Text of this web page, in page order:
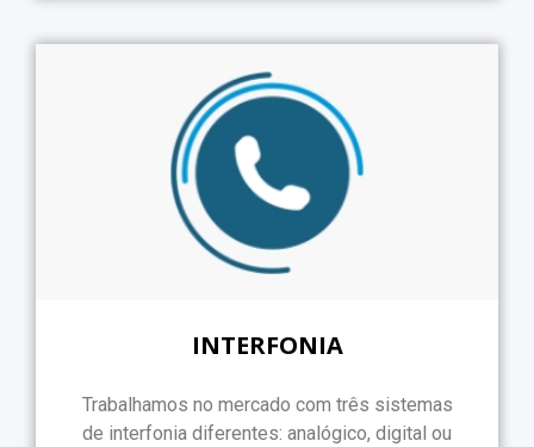
INTERFONIA
Trabalhamos no mercado com três sistemas
de interfonia diferentes: analógico, digital ou